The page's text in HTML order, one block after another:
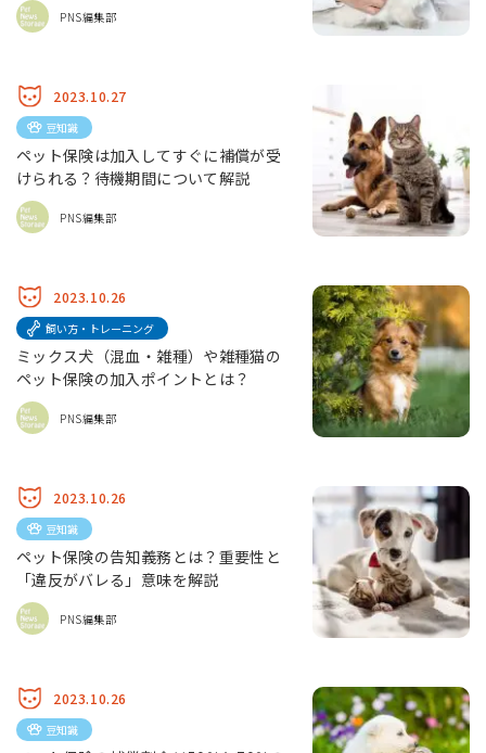
PNS編集部
2023.10.27
豆知識
ペット保険は加入してすぐに補償が受
けられる？待機期間について解説
PNS編集部
2023.10.26
飼い方・トレーニング
ミックス犬（混血・雑種）や雑種猫の
ペット保険の加入ポイントとは？
PNS編集部
2023.10.26
豆知識
ペット保険の告知義務とは？重要性と
「違反がバレる」意味を解説
PNS編集部
2023.10.26
豆知識